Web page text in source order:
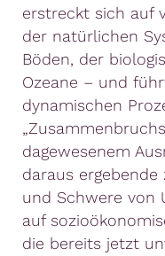
erstreckt sich auf
der natürlichen
Böden, der
Ozeane – und
dynamischen
dagewesenem
daraus
und Schwere von
auf
die bereits jetzt